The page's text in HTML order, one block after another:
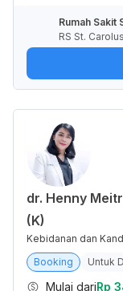
Rumah Sakit
RS St.
5, Paseban,
dr. Henny
(K)
Kebidanan dan
Booking
Untuk
Mulai dariRp